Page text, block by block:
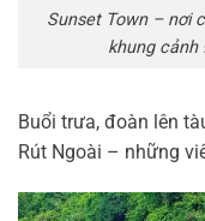
Sunset Town – nơi
khung cảnh
Buổi trưa, đoàn lên
Rút Ngoài – những